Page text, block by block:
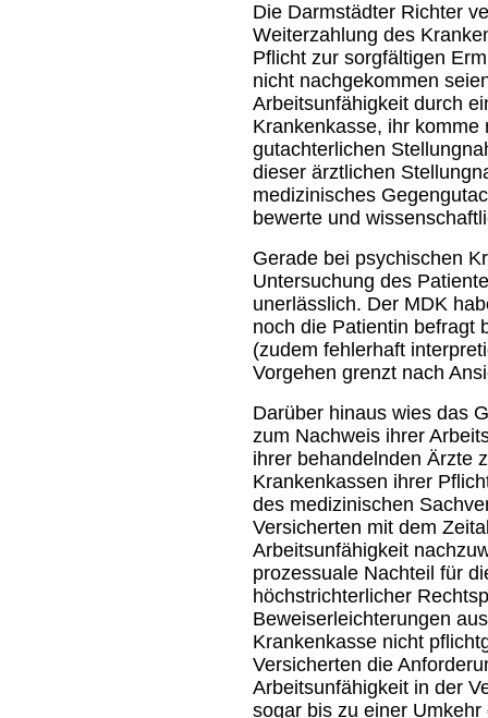
Die Darmstädter Richter
Weiterzahlung des
Pflicht zur sorgfältigen
nicht nachgekommen
Arbeitsunfähigkeit durch
Krankenkasse, ihr
gutachterlichen
dieser ärztlichen
medizinisches
bewerte und
Gerade bei psychischen
Untersuchung des
unerlässlich. Der MDK
noch die Patientin befragt
(zudem fehlerhaft
Vorgehen grenzt nach
Darüber hinaus wies das
zum Nachweis ihrer
ihrer behandelnden Ärzte
Krankenkassen ihrer
des medizinischen
Versicherten mit dem
Arbeitsunfähigkeit
prozessuale Nachteil für
höchstrichterlicher
Beweiserleichterungen
Krankenkasse nicht
Versicherten die
Arbeitsunfähigkeit in der
sogar bis zu einer